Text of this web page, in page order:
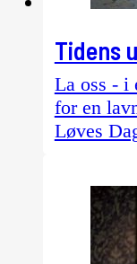
Tidens
La oss - i
for en
Løves